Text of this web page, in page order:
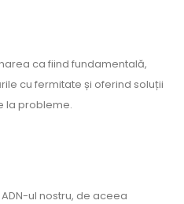
ca fiind fundamentală,
cu fermitate și oferind soluții
la probleme.
ul nostru, de aceea